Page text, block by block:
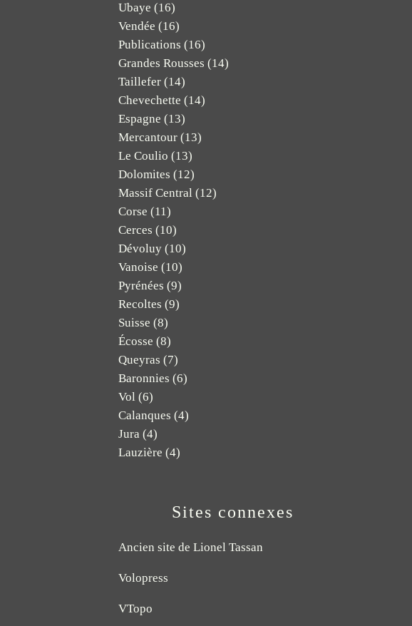
Ubaye (16)
Vendée (16)
Publications (16)
Grandes Rousses (14)
Taillefer (14)
Chevechette (14)
Espagne (13)
Mercantour (13)
Le Coulio (13)
Dolomites (12)
Massif Central (12)
Corse (11)
Cerces (10)
Dévoluy (10)
Vanoise (10)
Pyrénées (9)
Recoltes (9)
Suisse (8)
Écosse (8)
Queyras (7)
Baronnies (6)
Vol (6)
Calanques (4)
Jura (4)
Lauzière (4)
Sites connexes
Ancien site de Lionel Tassan
Volopress
VTopo